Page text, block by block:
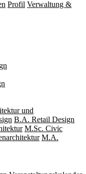
Profil Verwaltung &
und
B.A. Retail Design
M.Sc. Civic
M.A.